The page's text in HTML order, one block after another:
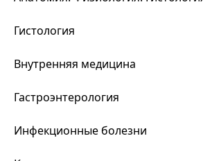
Гистология
Внутренняя медицина
Гастроэнтерология
Инфекционные болезни